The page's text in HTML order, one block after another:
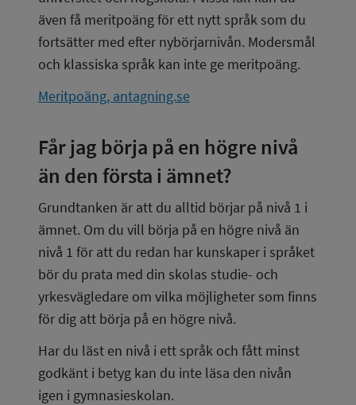
även få meritpoäng för ett nytt språk som du
fortsätter med efter nybörjarnivån. Modersmål
och klassiska språk kan inte ge meritpoäng.
Meritpoäng, antagning.se
Får jag börja på en högre nivå
än den första i ämnet?
Grundtanken är att du alltid börjar på nivå 1 i
ämnet. Om du vill börja på en högre nivå än
nivå 1 för att du redan har kunskaper i språket
bör du prata med din skolas studie- och
yrkesvägledare om vilka möjligheter som finns
för dig att börja på en högre nivå.
Har du läst en nivå i ett språk och fått minst
godkänt i betyg kan du inte läsa den nivån
igen i gymnasieskolan.